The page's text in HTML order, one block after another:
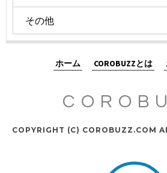
その他
ホーム COROBUZZとは
COPYRIGHT (C) COROBUZZ.COM